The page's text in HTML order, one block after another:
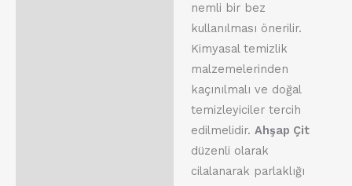
nemli bir bez
kullanılması önerilir.
Kimyasal temizlik
malzemelerinden
kaçınılmalı ve doğal
temizleyiciler tercih
edilmelidir. Ahşap Çit
düzenli olarak
cilalanarak parlaklığı